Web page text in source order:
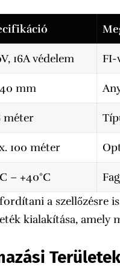
16A védelem FI-
mm
méter
100 méter
– +40°C
a szellőzésre
kialakítása, amely